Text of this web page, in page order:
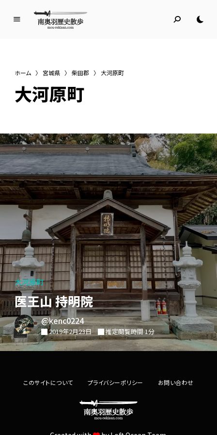
歴
史
散
歩
ホーム 〉 宮城県 〉 柴田郡 〉 大河原町
大河原町
大河原町
医王山 持明院
@kenc0224
2019年2月23日 推定閲覧時間 1分
このサイトについて プライバシーポリシー お問い合わせ